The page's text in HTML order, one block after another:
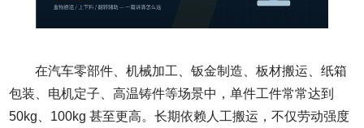
在汽车零部件、机械加工、钣金制造、板材搬运、纸箱
包装、电机定子、高温铸件等场景中，单件工件常常达到
50kg、100kg 甚至更高。长期依赖人工搬运，不仅劳动强度